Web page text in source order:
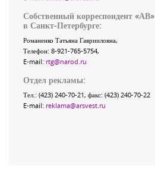
Собственный корреспондент «АВ»
в Санкт-Петербурге:
Романенко Татьяна Гаврииловна,
Телефон: 8-921-765-5754,
E-mail: rtg@narod.ru
Отдел рекламы:
Тел.: (423) 240-70-21, факс: (423) 240-70-22
E-mail: reklama@arsvest.ru